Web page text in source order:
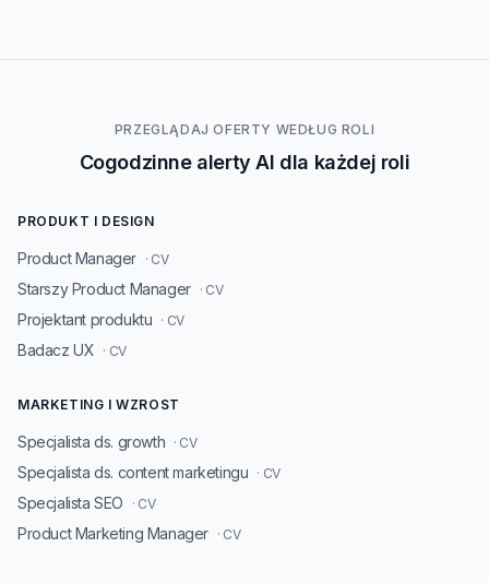
PRZEGLĄDAJ OFERTY WEDŁUG ROLI
Cogodzinne alerty AI dla każdej roli
PRODUKT I DESIGN
Product Manager · CV
Starszy Product Manager · CV
Projektant produktu · CV
Badacz UX · CV
MARKETING I WZROST
Specjalista ds. growth · CV
Specjalista ds. content marketingu · CV
Specjalista SEO · CV
Product Marketing Manager · CV